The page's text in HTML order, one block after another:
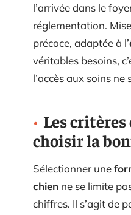
l’arrivée dans le
réglementation.
précoce, adaptée à l’
véritables besoins,
l’accès aux soins
Les
choisir la
Sélectionner une
chien ne se limite
chiffres. Il s’agit de